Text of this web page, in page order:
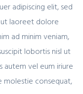
adipiscing elit, sed
laoreet dolore
ad minim veniam,
lobortis nisl ut
autem vel eum iriure
molestie consequat,